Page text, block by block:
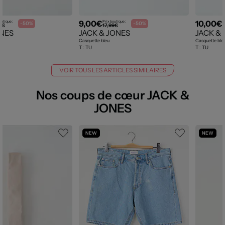
: -50% 9,00€Prix boutique :
17,99€ -50%
JACK & JONES
Casquette bleu
T : TU
10,00€
JACK &
Casquette
T : TU
VOIR TOUS LES ARTICLES SIMILAIRES
Nos coups de cœur JACK &
JONES
NEW NEW